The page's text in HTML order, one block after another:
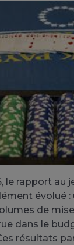
le rapport au
évolué :
de
dans le
résultats